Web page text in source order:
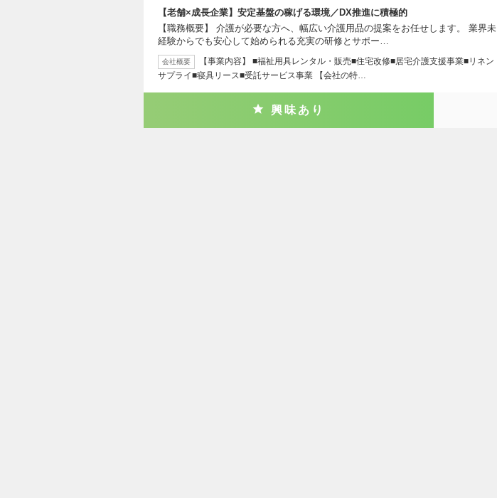
【老舗×成長企業】安定基盤の稼げる環境／DX推進に積極的
【職務概要】 介護が必要な方へ、幅広い介護用品の提案をお任せします。 業界未
経験からでも安心して始められる充実の研修とサポー…
会社概要
【事業内容】 ■福祉用具レンタル・販売■住宅改修■居宅介護支援事業■リネン
サプライ■寝具リース■受託サービス事業 【会社の特…
興味あり